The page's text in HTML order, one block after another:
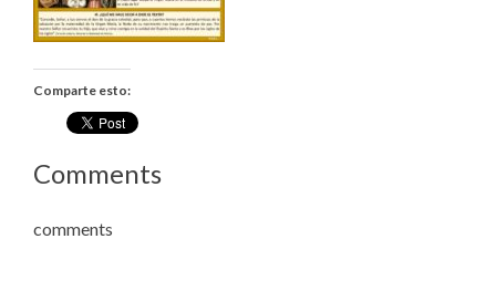
Comparte esto:
Comments
comments